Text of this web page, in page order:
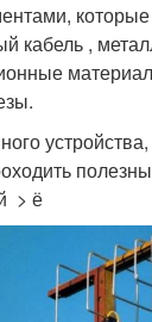
которые
кабель ,
> ё